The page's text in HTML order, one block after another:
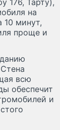
176, Тарту),
на
10 минут,
проще и
всю
обеспечит
и